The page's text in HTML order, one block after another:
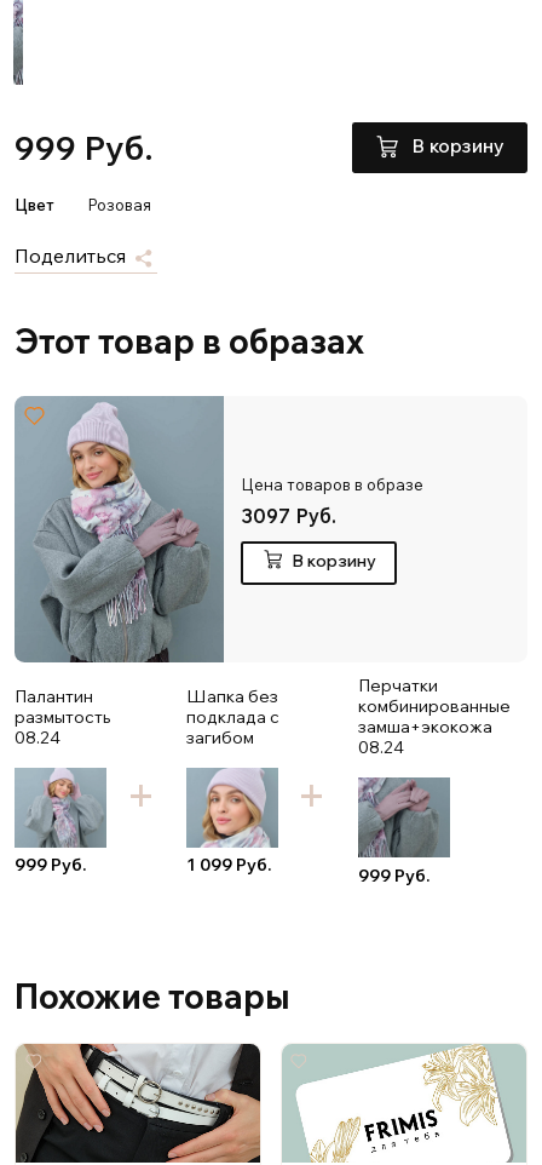
999 Руб. В корзину
Цвет Розовая
Поделиться
Этот товар в образах
Цена товаров в образе
3097 Руб.
В корзину
Палантин
размытость
08.24
999 Руб.
Шапка без
подклада с
загибом
1 099 Руб.
Перчатки
комбинированные
замша+экокожа
08.24
999 Руб.
Похожие товары